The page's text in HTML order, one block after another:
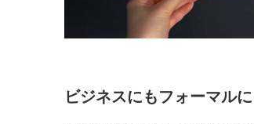
ビジネスにもフォーマル